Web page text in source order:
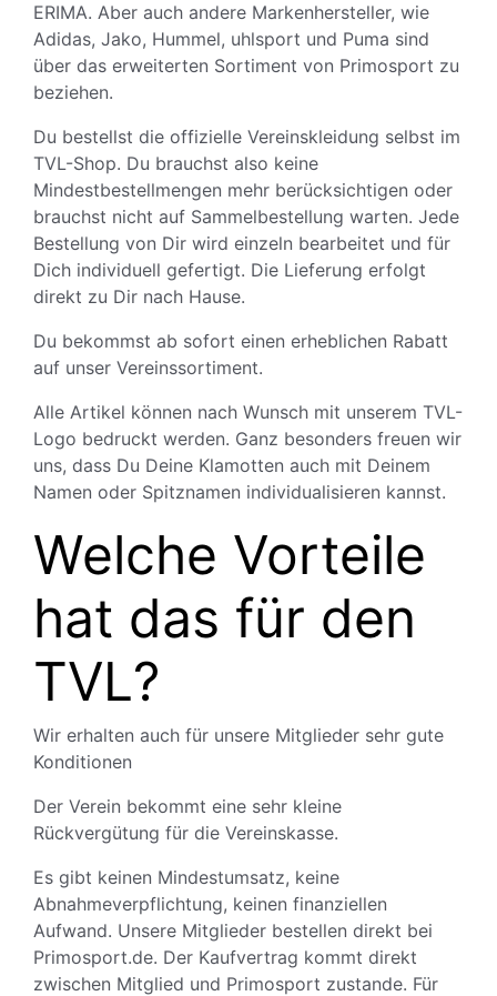
ERIMA. Aber auch andere Markenhersteller, wie
Adidas, Jako, Hummel, uhlsport und Puma sind
über das erweiterten Sortiment von Primosport zu
beziehen.
Du bestellst die offizielle Vereinskleidung selbst im
TVL-Shop. Du brauchst also keine
Mindestbestellmengen mehr berücksichtigen oder
brauchst nicht auf Sammelbestellung warten. Jede
Bestellung von Dir wird einzeln bearbeitet und für
Dich individuell gefertigt. Die Lieferung erfolgt
direkt zu Dir nach Hause.
Du bekommst ab sofort einen erheblichen Rabatt
auf unser Vereinssortiment.
Alle Artikel können nach Wunsch mit unserem TVL-
Logo bedruckt werden. Ganz besonders freuen wir
uns, dass Du Deine Klamotten auch mit Deinem
Namen oder Spitznamen individualisieren kannst.
Welche Vorteile
hat das für den
TVL?
Wir erhalten auch für unsere Mitglieder sehr gute
Konditionen
Der Verein bekommt eine sehr kleine
Rückvergütung für die Vereinskasse.
Es gibt keinen Mindestumsatz, keine
Abnahmeverpflichtung, keinen finanziellen
Aufwand. Unsere Mitglieder bestellen direkt bei
Primosport.de. Der Kaufvertrag kommt direkt
zwischen Mitglied und Primosport zustande. Für